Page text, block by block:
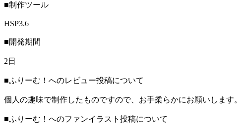
■制作ツール
HSP3.6
■開発期間
2日
■ふりーむ！へのレビュー投稿について
個人の趣味で制作したものですので、お手柔らかにお願いします。
■ふりーむ！へのファンイラスト投稿について